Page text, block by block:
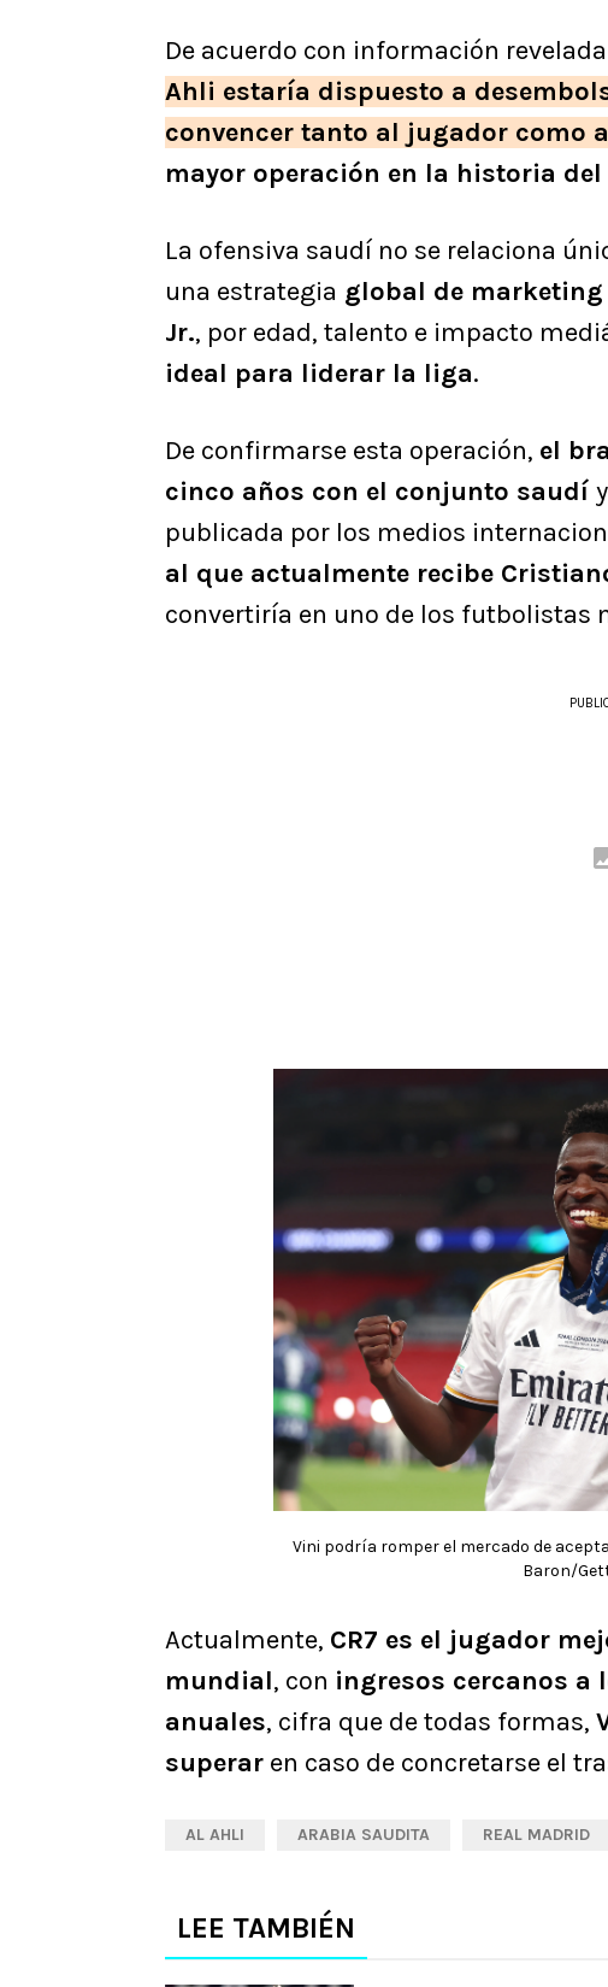
De acuerdo con información
Ahli estaría dispuesto a
convencer tanto al jugador como
mayor operación en la historia del
La ofensiva saudí no se relaciona
una estrategia global de marketing
Jr., por edad, talento e impacto
ideal para liderar la liga.
De confirmarse esta operación, el
cinco años con el conjunto saudí
publicada por los medios
al que actualmente recibe
convertiría en uno de los futbolistas
Vini podría romper el mercado de
Baron/
Actualmente, CR7 es el jugador
mundial, con ingresos cercanos a
anuales, cifra que de todas formas,
superar en caso de concretarse el
AL AHLI ARABIA SAUDITA REAL MADRID
LEE TAMBIÉN